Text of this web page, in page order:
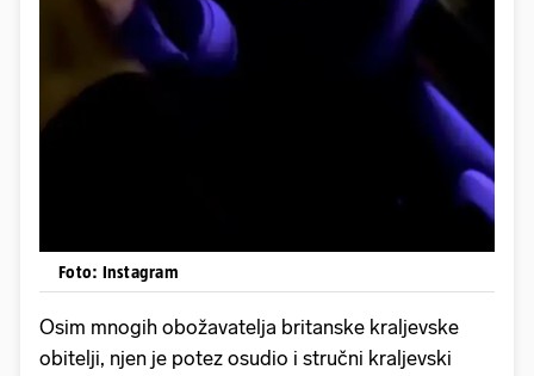
Foto: Instagram
Osim mnogih obožavatelja britanske kraljevske
obitelji, njen je potez osudio i stručni kraljevski